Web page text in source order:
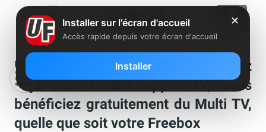
Free indique que si vous disposez
déjà d’un boitier Apple TV, vous
bénéficiez gratuitement du Multi TV,
quelle que soit votre Freebox
✕
Installer sur l'écran d'accueil
Accès rapide depuis votre écran d'accueil
Installer